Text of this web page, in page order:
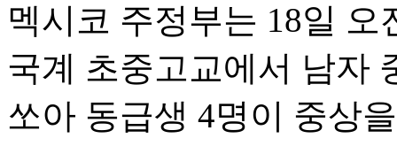
멕시코 주정부는 18일
국계 초중고교에서 남자
쏘아 동급생 4명이 중상